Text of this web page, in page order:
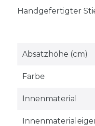
Handgefertigter
Absatzhöhe (cm)
Farbe
Innenmaterial